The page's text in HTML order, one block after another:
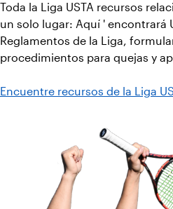
Toda la Liga USTA recursos
un solo lugar: Aquí ' encontrará
Reglamentos de la Liga,
procedimientos para quejas y
Encuentre recursos de la Liga